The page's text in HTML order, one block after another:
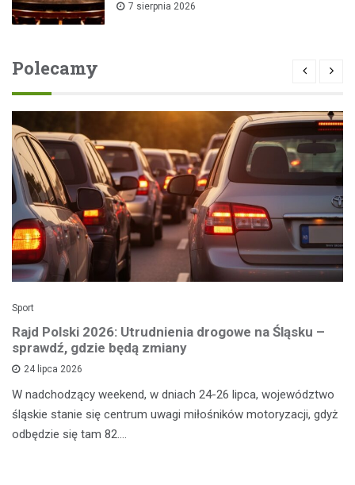
7 sierpnia 2026
Polecamy
Sport
Rajd Polski 2026: Utrudnienia drogowe na Śląsku –
sprawdź, gdzie będą zmiany
24 lipca 2026
W nadchodzący weekend, w dniach 24-26 lipca, województwo
śląskie stanie się centrum uwagi miłośników motoryzacji, gdyż
odbędzie się tam 82.…